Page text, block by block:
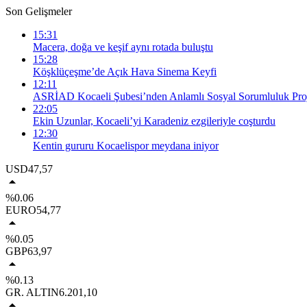
Son Gelişmeler
15:31
Macera, doğa ve keşif aynı rotada buluştu
15:28
Köşklüçeşme’de Açık Hava Sinema Keyfi
12:11
ASRİAD Kocaeli Şubesi’nden Anlamlı Sosyal Sorumluluk
22:05
Ekin Uzunlar, Kocaeli’yi Karadeniz ezgileriyle coşturdu
12:30
Kentin gururu Kocaelispor meydana iniyor
USD47,57
%0.06
EURO54,77
%0.05
GBP63,97
%0.13
GR. ALTIN6.201,10